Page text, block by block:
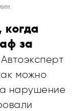
за
Автоэксперт
можно
нарушение